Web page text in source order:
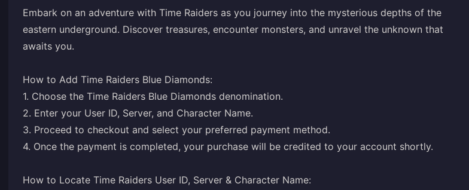
Embark on an adventure with Time Raiders as you journey into the mysterious depths of the
eastern underground. Discover treasures, encounter monsters, and unravel the unknown that
awaits you.
How to Add Time Raiders Blue Diamonds:
1. Choose the Time Raiders Blue Diamonds denomination.
2. Enter your User ID, Server, and Character Name.
3. Proceed to checkout and select your preferred payment method.
4. Once the payment is completed, your purchase will be credited to your account shortly.
How to Locate Time Raiders User ID, Server & Character Name: